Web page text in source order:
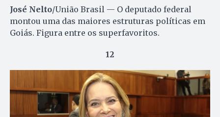
José Nelto/União Brasil — O deputado federal
montou uma das maiores estruturas políticas em
Goiás. Figura entre os superfavoritos.
12